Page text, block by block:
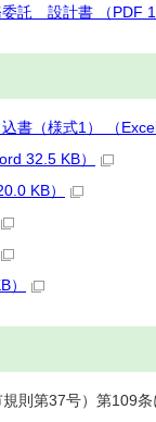
託 設計書 （PDF
書（様式1） （Excel
32.5 KB）
KB）
）
則第37号）第109条